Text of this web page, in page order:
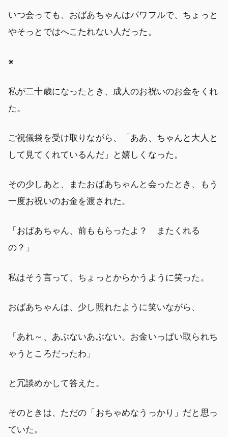
いつ会っても、おばあちゃんはパワフルで、ちょっと
やそっとではへこたれない人だった。
※
私が二十歳になったとき、成人のお祝いのお金をくれ
た。
ご祝儀袋を受け取りながら、「ああ、ちゃんと大人と
して見てくれているんだ」と嬉しくなった。
その少しあと、またおばあちゃんと会ったとき、もう
一度お祝いのお金を渡された。
「おばあちゃん、前ももらったよ？ またくれる
の？」
私はそう言って、ちょっとからかうように笑った。
おばあちゃんは、少し照れたように笑いながら、
「あれ～、あぶないあぶない。お金いっぱい取られち
ゃうところだったわ」
と冗談めかして答えた。
そのときは、ただの「おちゃめなうっかり」だと思っ
ていた。